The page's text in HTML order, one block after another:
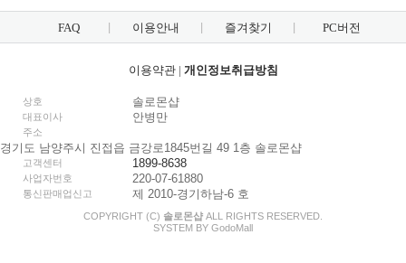
FAQ 이용안내 즐겨찾기 PC버전
이용약관| 개인정보취급방침
상호 솔로몬샵
대표이사 안병만
주소
경기도 남양주시 진접읍 금강로1845번길 49 1층 솔로몬샵
고객센터 1899-8638
사업자번호 220-07-61880
통신판매업신고 제 2010-경기하남-6 호
COPYRIGHT (C) 솔로몬샵 ALL RIGHTS RESERVED.
SYSTEM BY GodoMall